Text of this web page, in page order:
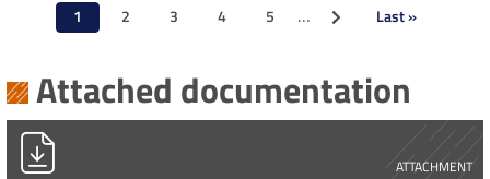
Current
1 Page
2 Page
3 Page
4 Page
5 … Next pageLast
Last »
Attached documentation
ATTACHMENT
Copia di Tabella_pubbl_spe_primo_trim_2026.xlsx